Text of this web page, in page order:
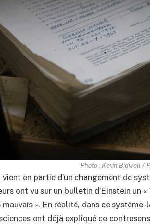
Photo : Kevin Bidwell /
vient en partie d’un changement de
ont vu sur un bulletin d’Einstein un
». En réalité, dans ce système-
ont déjà expliqué ce